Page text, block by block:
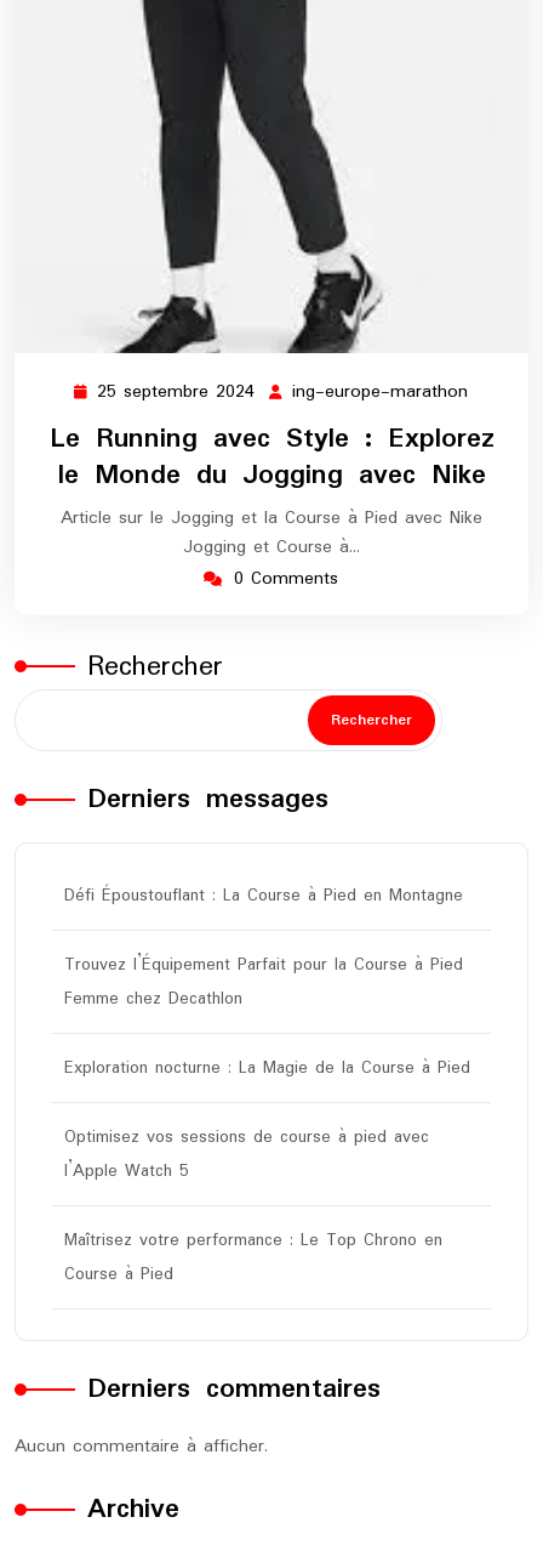
25 septembre 2024 25
septembre
2024
ing-europe-marathon
Le Running avec Style : Explorez
le Monde du Jogging avec Nike
Article sur le Jogging et la Course à Pied avec Nike
Jogging et Course à…
0 Comments
Rechercher
Rechercher
Derniers messages
Défi Époustouflant : La Course à Pied en Montagne
Trouvez l’Équipement Parfait pour la Course à Pied
Femme chez Decathlon
Exploration nocturne : La Magie de la Course à Pied
Optimisez vos sessions de course à pied avec
l’Apple Watch 5
Maîtrisez votre performance : Le Top Chrono en
Course à Pied
Derniers commentaires
Aucun commentaire à afficher.
Archive